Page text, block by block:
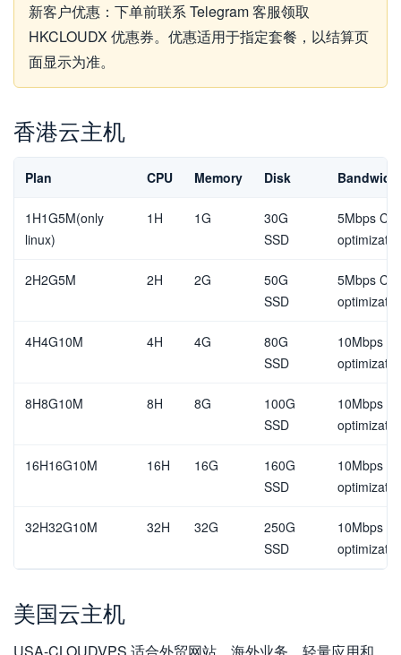
新客户优惠：下单前联系 Telegram 客服领取
HKCLOUDX 优惠券。优惠适用于指定套餐，以结算页
面显示为准。
香港云主机
Plan CPU Memory Disk
1H1G5M(only
linux)
1H 1G
30G
SSD
5Mbps
2H2G5M 2H 2G
50G
SSD
5Mbps
4H4G10M 4H 4G
80G
SSD
10Mbps
8H8G10M 8H 8G
100G
SSD
10Mbps
16H16G10M 16H 16G
160G
SSD
10Mbps
32H32G10M 32H 32G
250G
SSD
10Mbps
美国云主机